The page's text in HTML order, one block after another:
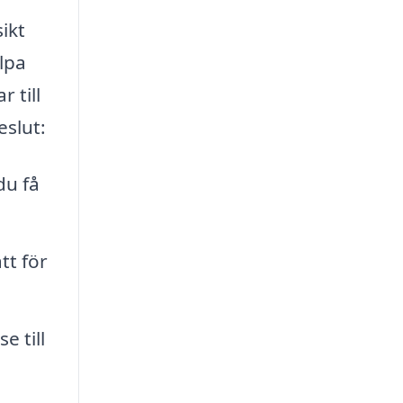
till
få
för
till